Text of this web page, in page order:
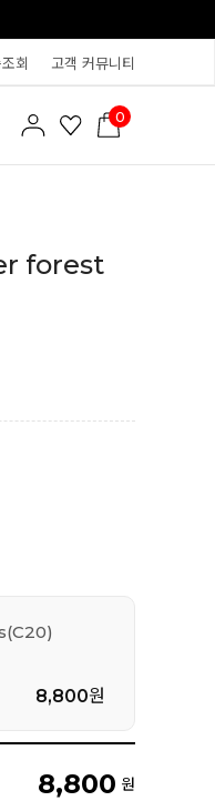
회 고객 커뮤니티
0
forest
8,800원
8,800 원